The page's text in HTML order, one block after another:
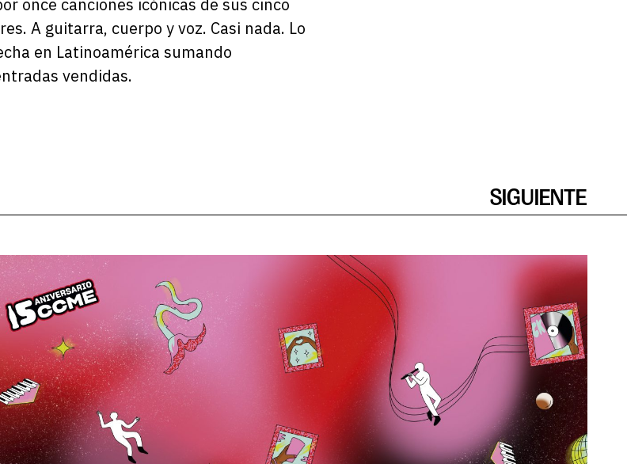
once canciones icónicas de sus cinco
A guitarra, cuerpo y voz. Casi nada. Lo
en Latinoamérica sumando
vendidas.
SIGUIENTE